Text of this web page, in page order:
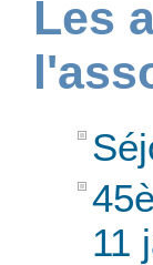
Les
11